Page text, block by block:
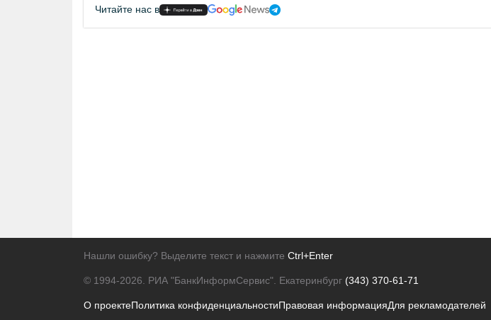
Читайте нас в
Нашли ошибку? Выделите текст и нажмите Ctrl+Enter
© 1994-2026. РИА "БанкИнформСервис". Екатеринбург (343) 370-61-71
О проектеПолитика конфиденциальностиПравовая информацияДля рекламодателей